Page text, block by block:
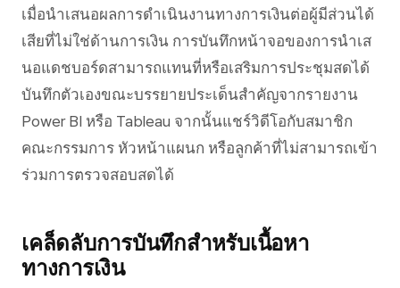
เมื่อนำเสนอผลการดำเนินงานทางการเงินต่อผู้มีส่วนได้
เสียที่ไม่ใช่ด้านการเงิน การบันทึกหน้าจอของการนำเส
นอแดชบอร์ดสามารถแทนที่หรือเสริมการประชุมสดได้
บันทึกตัวเองขณะบรรยายประเด็นสำคัญจากรายงาน
Power BI หรือ Tableau จากนั้นแชร์วิดีโอกับสมาชิก
คณะกรรมการ หัวหน้าแผนก หรือลูกค้าที่ไม่สามารถเข้า
ร่วมการตรวจสอบสดได้
เคล็ดลับการบันทึกสำหรับเนื้อหา
ทางการเงิน